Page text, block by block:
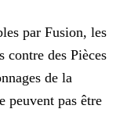
par Fusion, les
des Pièces
de la
peuvent pas être